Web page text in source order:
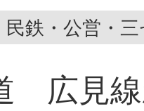
民鉄・公営・
広見